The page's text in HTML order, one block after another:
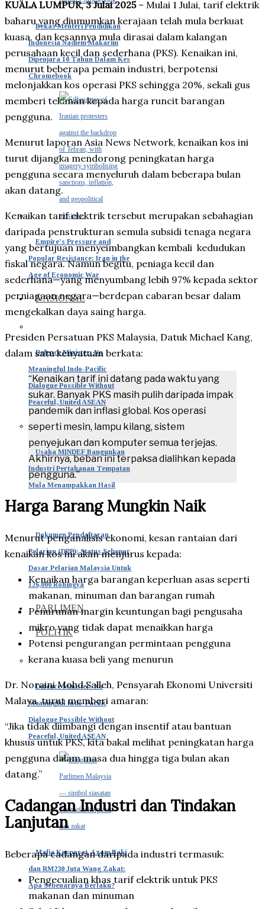
Bekas Menteri Pendidikan
Indonesia Nadiem Makarim
Dipenjara 10 Tahun Dalam Kes
Chromebook
Empire’s Pressure and
Popular Resistance: Iran in the
Age of Economic War
NASIONAL
Defence Minister: No
Meaningful Indo-Pacific
Dialogue Possible Without
Peaceful, United ASEAN
Usaha MINDEF Bangunkan
Industri Pertahanan Tempatan
Mula Menampakkan Hasil
Dokumen Pendaftaran
Pelarian (DPP): Status Sebenar
Dasar Pelarian Malaysia Untuk
126,000 Rohingya
PARLIMEN
POLITIK
Defence Minister: No
Meaningful Indo-Pacific
Dialogue Possible Without
Peaceful, United ASEAN
Mafia Korporat, Azam Baki
dan RM230 Juta Wang Zakat:
Apa Sebenarnya Berlaku?
KUALA LUMPUR, 3 Julai 2025– Mulai 1 Julai, tarif elektrik
baharu yang diumumkan kerajaan telah mula berkuat
kuasa, dan kesannya mula dirasai dalam kalangan
perusahaan kecil dan sederhana (PKS). Kenaikan ini,
menurut beberapa pemain industri, berpotensi
melonjakkan kos operasi PKS sehingga 20%, sekali gus
memberi tekanan kepada harga runcit barangan
pengguna.
Menurut laporan Asia News Network, kenaikan kos ini
turut dijangka mendorong peningkatan harga
pengguna secara menyeluruh dalam beberapa bulan
akan datang.
Kenaikan tarif elektrik tersebut merupakan sebahagian
daripada penstrukturan semula subsidi tenaga negara
yang bertujuan menyeimbangkan kembali kedudukan
fiskal negara. Namun begitu, peniaga kecil dan
sederhana—yang menyumbang lebih 97% kepada sektor
perniagaan negara—berdepan cabaran besar dalam
mengekalkan daya saing harga.
Presiden Persatuan PKS Malaysia, Datuk Michael Kang,
dalam satu kenyataan berkata:
“Kenaikan tarif ini datang pada waktu yang
sukar. Banyak PKS masih pulih daripada impak
pandemik dan inflasi global. Kos operasi
seperti mesin, lampu kilang, sistem
penyejukan dan komputer semua terjejas.
Akhirnya, beban ini terpaksa dialihkan kepada
pengguna.”
Harga Barang Mungkin Naik
Menurut penganalisis ekonomi, kesan rantaian dari
kenaikan kos ini akan menjurus kepada:
Kenaikan harga barangan keperluan asas seperti
makanan, minuman dan barangan rumah
Penurunan margin keuntungan bagi pengusaha
mikro yang tidak dapat menaikkan harga
Potensi pengurangan permintaan pengguna
kerana kuasa beli yang menurun
Dr. Noraini Mohd Salleh, Pensyarah Ekonomi Universiti
Malaya, turut memberi amaran:
“Jika tidak diimbangi dengan insentif atau bantuan
khusus untuk PKS, kita bakal melihat peningkatan harga
pengguna dalam masa dua hingga tiga bulan akan
datang.”
Cadangan Industri dan Tindakan
Lanjutan
Beberapa cadangan daripada industri termasuk:
Pengecualian khas tarif elektrik untuk PKS
makanan dan minuman